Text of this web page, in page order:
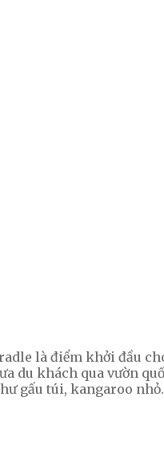
là điểm khởi đầu
du khách qua vườn
gấu túi, kangaroo nhỏ.